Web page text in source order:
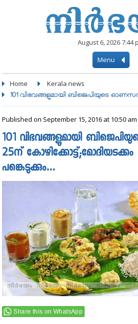
August 6, 2026 7:44
Menu
Home Kerala news
101 വിഭവങ്ങളുമായി ബിജെപിയുടെ
Published on September 15, 2016 at 10:50 am
101 വിഭവങ്ങളുമായി
25ന്
പങ്കെടുക്കും…
Share this on WhatsApp